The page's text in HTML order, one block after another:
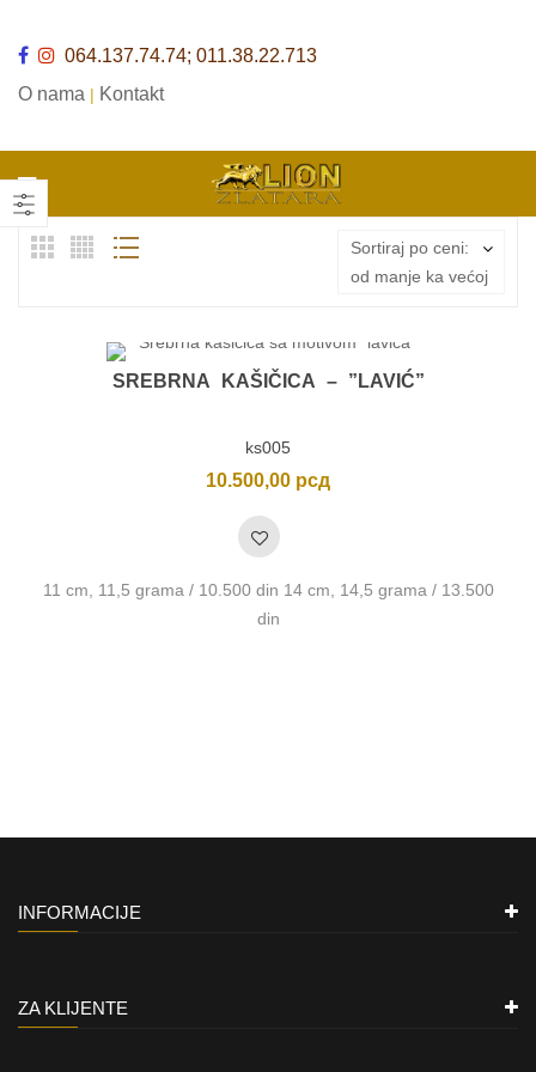
064.137.74.74; 011.38.22.713
O nama | Kontakt
Sortiraj po ceni:
od manje ka većoj
SREBRNA KAŠIČICA – ”LAVIĆ”
ks005
10.500,00 рсд
11 cm, 11,5 grama / 10.500 din 14 cm, 14,5 grama / 13.500
din
INFORMACIJE
ZA KLIJENTE